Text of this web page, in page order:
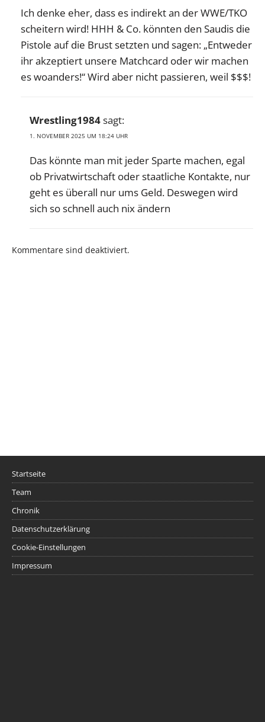
Ich denke eher, dass es indirekt an der WWE/TKO
scheitern wird! HHH & Co. könnten den Saudis die
Pistole auf die Brust setzten und sagen: „Entweder
ihr akzeptiert unsere Matchcard oder wir machen
es woanders!“ Wird aber nicht passieren, weil $$$!
Wrestling1984sagt:
1. NOVEMBER 2025 UM 18:24 UHR
Das könnte man mit jeder Sparte machen, egal
ob Privatwirtschaft oder staatliche Kontakte, nur
geht es überall nur ums Geld. Deswegen wird
sich so schnell auch nix ändern
Kommentare sind deaktiviert.
Startseite
Team
Chronik
Datenschutzerklärung
Cookie-Einstellungen
Impressum